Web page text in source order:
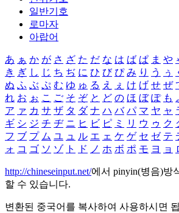
일반기호
로마자
아랍어
あ ぁ か が さ ざ た だ な は ば ぱ ま や
き ぎ し じ ち ぢ に ひ び ぴ み り う ぅ
ぬ ふ ぶ ぷ む ゆ ゅ る え ぇ け げ せ ぜ
れ お ぉ こ ご そ ぞ と ど の ほ ぼ ぽ も
ア ァ カ サ ザ タ ダ ナ ハ バ パ マ ヤ ャ
ギ シ ジ チ ヂ ニ ヒ ビ ピ ミ リ ウ ゥ ク
フ ブ プ ム ユ ュ ル エ ェ ケ ゲ セ ゼ テ
ォ コ ゴ ソ ゾ ト ド ノ ホ ボ ポ モ ヨ ョ
http://chineseinput.net/에서 pinyin(병음)방
할 수 있습니다.
변환된 중국어를 복사하여 사용하시면